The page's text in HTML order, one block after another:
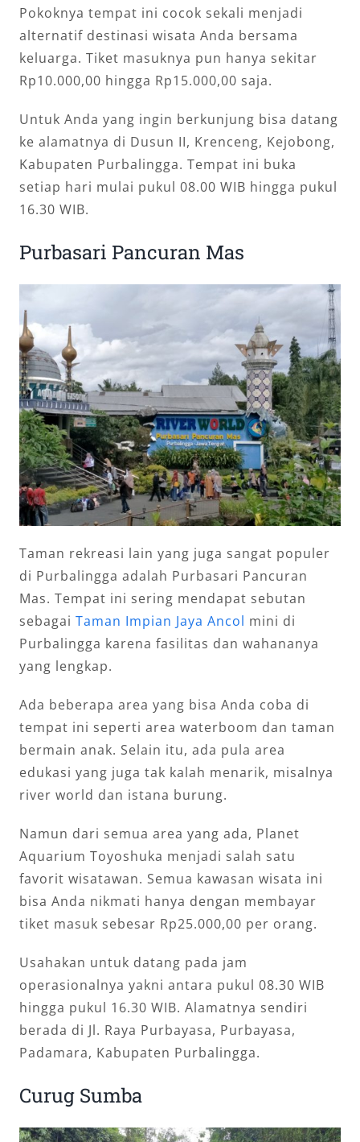
Pokoknya tempat ini cocok sekali menjadi
alternatif destinasi wisata Anda bersama
keluarga. Tiket masuknya pun hanya sekitar
Rp10.000,00 hingga Rp15.000,00 saja.
Untuk Anda yang ingin berkunjung bisa datang
ke alamatnya di Dusun II, Krenceng, Kejobong,
Kabupaten Purbalingga. Tempat ini buka
setiap hari mulai pukul 08.00 WIB hingga pukul
16.30 WIB.
Purbasari Pancuran Mas
Taman rekreasi lain yang juga sangat populer
di Purbalingga adalah Purbasari Pancuran
Mas. Tempat ini sering mendapat sebutan
sebagai Taman Impian Jaya Ancol mini di
Purbalingga karena fasilitas dan wahananya
yang lengkap.
Ada beberapa area yang bisa Anda coba di
tempat ini seperti area waterboom dan taman
bermain anak. Selain itu, ada pula area
edukasi yang juga tak kalah menarik, misalnya
river world dan istana burung.
Namun dari semua area yang ada, Planet
Aquarium Toyoshuka menjadi salah satu
favorit wisatawan. Semua kawasan wisata ini
bisa Anda nikmati hanya dengan membayar
tiket masuk sebesar Rp25.000,00 per orang.
Usahakan untuk datang pada jam
operasionalnya yakni antara pukul 08.30 WIB
hingga pukul 16.30 WIB. Alamatnya sendiri
berada di Jl. Raya Purbayasa, Purbayasa,
Padamara, Kabupaten Purbalingga.
Curug Sumba